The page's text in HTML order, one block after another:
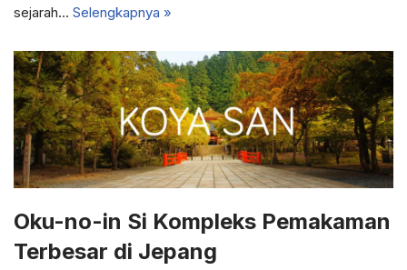
sejarah… Selengkapnya »
Oku-no-in Si Kompleks Pemakaman
Terbesar di Jepang